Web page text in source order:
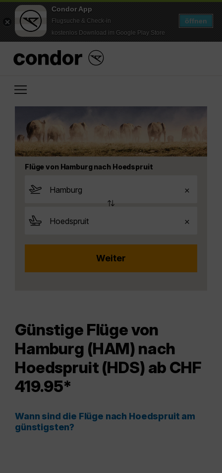
Condor App
Flugsuche & Check-in
kostenlos Download im Google Play Store
öffnen
Flüge von Hamburg nach Hoedspruit
Günstige Flüge von
Hamburg (HAM) nach
Hoedspruit (HDS) ab CHF
419.95*
Wann sind die Flüge nach Hoedspruit am
günstigsten?